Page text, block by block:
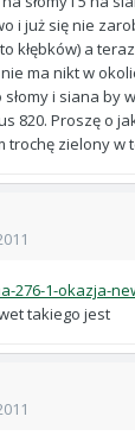
i już się nie
kłębków) a
ma nikt w
i siana by
820. Proszę o
trochę zielony w
276-1-okazja-
takiego jest